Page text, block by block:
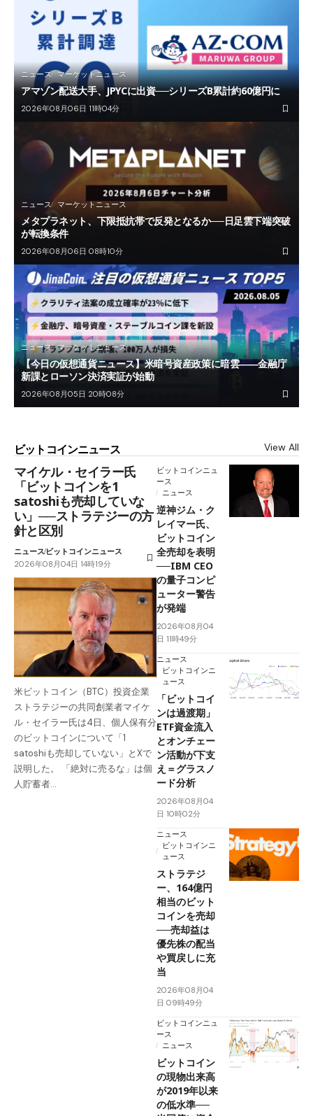
ニュース マーケットニュース
アマゾン配送大手、JPYCに出資──シリーズB累計約60億円に
2026年08月06日 11時04分
ニュース マーケットニュース
メタプラネット、下限抵抗帯で反発となるか──日足雲下端突破
が転換条件
2026年08月06日 08時10分
ニュース マーケットニュース
【今日の仮想通貨ニュース】米暗号資産政策に暗雲――金融庁
新課とローソン決済実証が始動
2026年08月05日 20時08分
ビットコインニュース View All
マイケル・セイラー氏
「ビットコインを1
satoshiも売却していな
い」──ストラテジーの方
針と区別
ニュースビットコインニュース
2026年08月04日 14時19分
米ビットコイン（BTC）投資企業
ストラテジーの共同創業者マイケ
ル・セイラー氏は4日、個人保有分
のビットコインについて「1
satoshiも売却していない」とXで
説明した。 「絶対に売るな」は個
人貯蓄者…
ビットコインニュ
ース
ニュース
逆神ジム・ク
レイマー氏、
ビットコイン
全売却を表明
──IBM CEO
の量子コンピ
ューター警告
が発端
2026年08月04
日 11時49分
ニュース
ビットコインニ
ュース
「ビットコイ
ンは過渡期」
ETF資金流入
とオンチェー
ン活動が下支
え＝グラスノ
ード分析
2026年08月04
日 10時02分
ニュース
ビットコインニ
ュース
ストラテジ
ー、164億円
相当のビット
コインを売却
──売却益は
優先株の配当
や買戻しに充
当
2026年08月04
日 09時49分
ビットコインニュ
ース
ニュース
ビットコイン
の現物出来高
が2019年以来
の低水準──